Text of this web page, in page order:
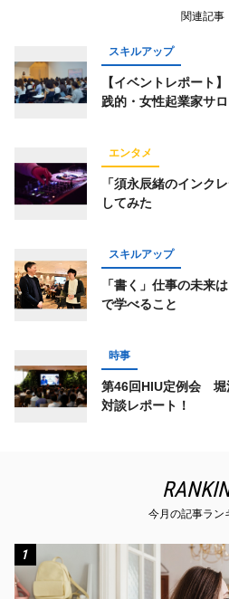
関連記事
スキルアップ
【イベントレポート
践的・女性起業家サ
エンタメ
「須永辰緒のインク
してみた
スキルアップ
「書く」仕事の未来
で学べること
時事
第46回HIU定例会 堀
対談レポート！
今月の記事ラン
1